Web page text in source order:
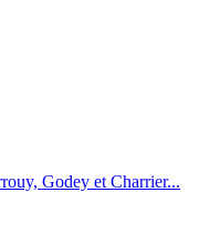
Godey et Charrier...